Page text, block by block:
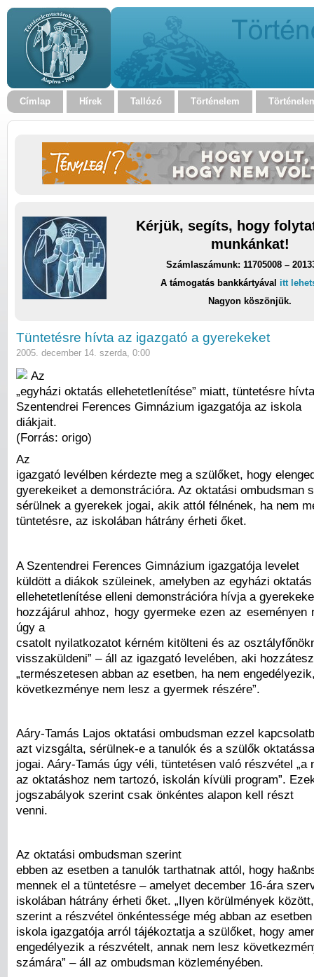
Címlap Hírek Tallózó Történelem
Kérjük, segíts, hogy
munkánkat!
Számlaszámunk: 11705008 –
A támogatás bankkártyával itt
Nagyon köszönjük.
Tüntetésre hívta az igazgató a gyerekeket
2005. december 14. szerda, 0:00
Az
„egyházi oktatás ellehetetlenítése” miatt, tüntetésre
Szentendrei Ferences Gimnázium igazgatója az iskola
diákjait.
(Forrás: origo)
Az
igazgató levélben kérdezte meg a szülőket, hogy
gyerekeiket a demonstrációra. Az oktatási ombudsman
sérülnek a gyerekek jogai, akik attól félnének, ha nem
tüntetésre, az iskolában hátrány érheti őket.
A Szentendrei Ferences Gimnázium igazgatója levelet
küldött a diákok szüleinek, amelyben az egyházi oktatás
ellehetetlenítése elleni demonstrációra hívja a
hozzájárul ahhoz, hogy gyermeke ezen az eseményen
úgy a
csatolt nyilatkozatot kérném kitölteni és az
visszaküldeni” – áll az igazgató levelében, aki
„természetesen abban az esetben, ha nem
következménye nem lesz a gyermek részére”.
Aáry-Tamás Lajos oktatási ombudsman ezzel
azt vizsgálta, sérülnek-e a tanulók és a szülők
jogai. Aáry-Tamás úgy véli, tüntetésen való részvétel „a
az oktatáshoz nem tartozó, iskolán kívüli program”.
jogszabályok szerint csak önkéntes alapon kell részt
venni.
Az oktatási ombudsman szerint
ebben az esetben a tanulók tarthatnak attól, hogy
mennek el a tüntetésre – amelyet december 16-ára
iskolában hátrány érheti őket. „Ilyen körülmények
szerint a részvétel önkéntessége még abban az
iskola igazgatója arról tájékoztatja a szülőket, hogy
engedélyezik a részvételt, annak nem lesz
számára” – áll az ombudsman közleményében.